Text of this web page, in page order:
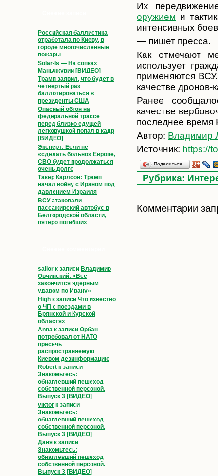
Российская баллистика
отработала по Киеву, в
городе многочисленные
пожары
Solar-Is — На сопках
Маньчжурии [ВИДЕО]
Трамп заявил, что будет в
четвёртый раз
баллотироваться в
президенты США
Опасный обгон на
федеральной трассе
перед близко едущей
легковушкой попал в кадр
[ВИДЕО]
Эксперт: Если не
«сделать больно» Европе,
СВО будет продолжаться
очень долго
Такер Карлсон: Трамп
начал войну с Ираном под
давлением Израиля
ВСУ атаковали
пассажирский автобус в
Белгородской области,
пятеро погибших
sailor к записи Владимир
Овчинский: «Всё
закончится ядерным
ударом по Ирану»
High к записи Что известно
о ЧП с поездами в
Брянской и Курской
областях
Anna к записи Орбан
потребовал от НАТО
пресечь
распространяемую
Киевом дезинформацию
Robert к записи
Знакомьтесь:
обнаглевший пешеход
собственной персоной.
Выпуск 3 [ВИДЕО]
viktor к записи
Знакомьтесь:
обнаглевший пешеход
собственной персоной.
Выпуск 3 [ВИДЕО]
Даня к записи
Знакомьтесь:
обнаглевший пешеход
собственной персоной.
Выпуск 3 [ВИДЕО]
Их
оружием и
интенсивных
— пишет пресса.
Как отмечают
использует
применяются
качестве дронов-
Ранее
качестве
последнее время
Автор: Владимир
Источник: https://
Поделиться…
Рубрика:
Комментарии